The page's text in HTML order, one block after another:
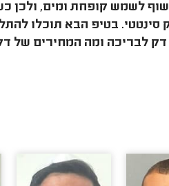
לשמש קופחת ומים, ולכן
בטיפ הבא תוכלו
לבריכה ומה המחירים של